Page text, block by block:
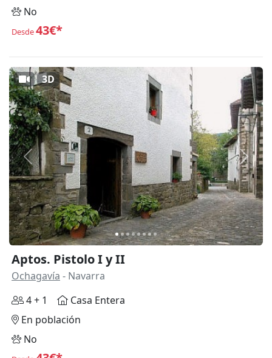
No
Desde43€*
Anterior
3D
Aptos. Pistolo I y II
Ochagavía - Navarra
4 + 1
Casa Entera
En población
No